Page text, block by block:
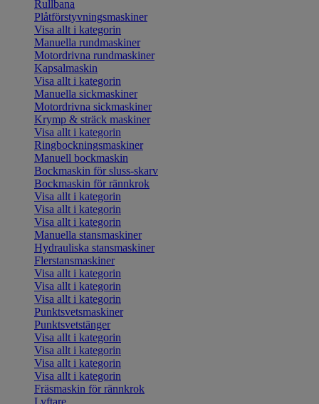
Rullbana
Plåtförstyvningsmaskiner
Visa allt i kategorin
Manuella rundmaskiner
Motordrivna rundmaskiner
Kapsalmaskin
Visa allt i kategorin
Manuella sickmaskiner
Motordrivna sickmaskiner
Krymp & sträck maskiner
Visa allt i kategorin
Ringbockningsmaskiner
Manuell bockmaskin
Bockmaskin för sluss-skarv
Bockmaskin för rännkrok
Visa allt i kategorin
Visa allt i kategorin
Visa allt i kategorin
Manuella stansmaskiner
Hydrauliska stansmaskiner
Flerstansmaskiner
Visa allt i kategorin
Visa allt i kategorin
Visa allt i kategorin
Punktsvetsmaskiner
Punktsvetstänger
Visa allt i kategorin
Visa allt i kategorin
Visa allt i kategorin
Visa allt i kategorin
Fräsmaskin för rännkrok
Lyftare